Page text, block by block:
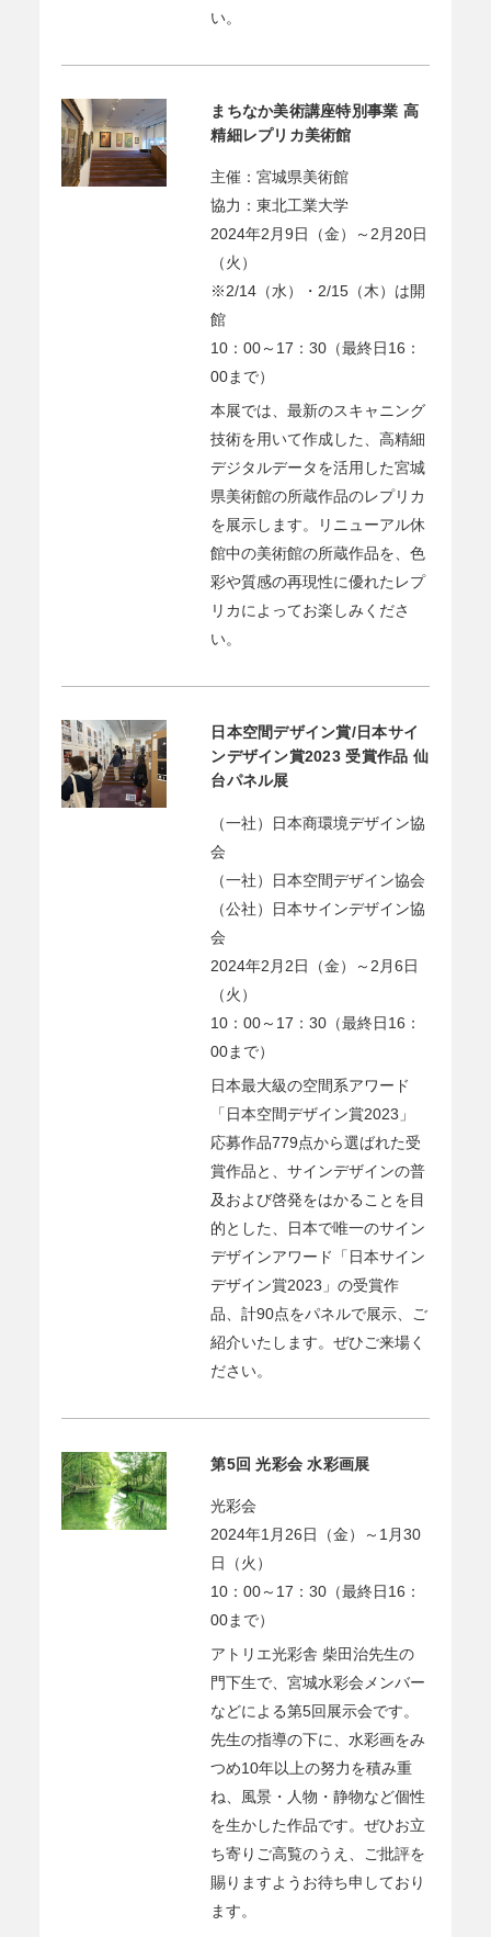
い。
まちなか美術講座特別事業 高
精細レプリカ美術館
主催：宮城県美術館
協力：東北工業大学
2024年2月9日（金）～2月20日
（火）
※2/14（水）・2/15（木）は開
館
10：00～17：30（最終日16：
00まで）
本展では、最新のスキャニング
技術を用いて作成した、高精細
デジタルデータを活用した宮城
県美術館の所蔵作品のレプリカ
を展示します。リニューアル休
館中の美術館の所蔵作品を、色
彩や質感の再現性に優れたレプ
リカによってお楽しみくださ
い。
日本空間デザイン賞/日本サイ
ンデザイン賞2023 受賞作品 仙
台パネル展
（一社）日本商環境デザイン協
会
（一社）日本空間デザイン協会
（公社）日本サインデザイン協
会
2024年2月2日（金）～2月6日
（火）
10：00～17：30（最終日16：
00まで）
日本最大級の空間系アワード
「日本空間デザイン賞2023」
応募作品779点から選ばれた受
賞作品と、サインデザインの普
及および啓発をはかることを目
的とした、日本で唯一のサイン
デザインアワード「日本サイン
デザイン賞2023」の受賞作
品、計90点をパネルで展示、ご
紹介いたします。ぜひご来場く
ださい。
第5回 光彩会 水彩画展
光彩会
2024年1月26日（金）～1月30
日（火）
10：00～17：30（最終日16：
00まで）
アトリエ光彩舎 柴田治先生の
門下生で、宮城水彩会メンバー
などによる第5回展示会です。
先生の指導の下に、水彩画をみ
つめ10年以上の努力を積み重
ね、風景・人物・静物など個性
を生かした作品です。ぜひお立
ち寄りご高覧のうえ、ご批評を
賜りますようお待ち申しており
ます。